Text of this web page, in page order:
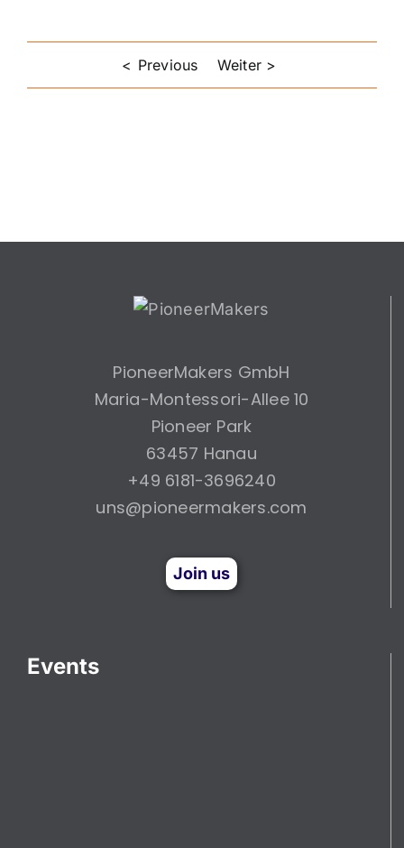
Previous
PioneerMakers GmbH
Maria-Montessori-Allee 10
Pioneer Park
63457 Hanau
+49 6181-3696240
uns@pioneermakers.com
Join us
Events